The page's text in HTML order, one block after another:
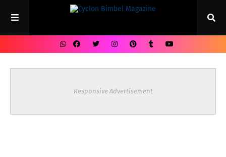
Responsive Advertisement